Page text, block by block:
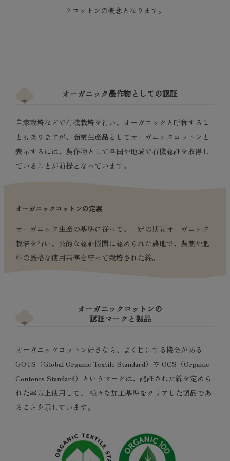
クコットンの概念となります。
オーガニック農作物としての認証
自家栽培などで有機栽培を行い、オーガニックと呼称するこ
ともありますが、商業生産品としてオーガニックコットンと
表示するには、農作物として各国や地域で有機認証を取得し
ていることが前提となっています。
オーガニックコットンの定義
オーガニック生産の基準に従って、一定の期間オーガニック
栽培を行い、公的な認証機関に認められた農地で、農薬や肥
料の厳格な使用基準を守って栽培された綿。
オーガニックコットンの
認証マークと製品
オーガニックコットン好きなら、よく目にする機会がある
GOTS（Global Organic Textile Standard）や OCS（Organic
Contents Standard）というマークは、認証された綿を定めら
れた率以上使用して、 様々な加工基準をクリアした製品であ
ることを示しています。